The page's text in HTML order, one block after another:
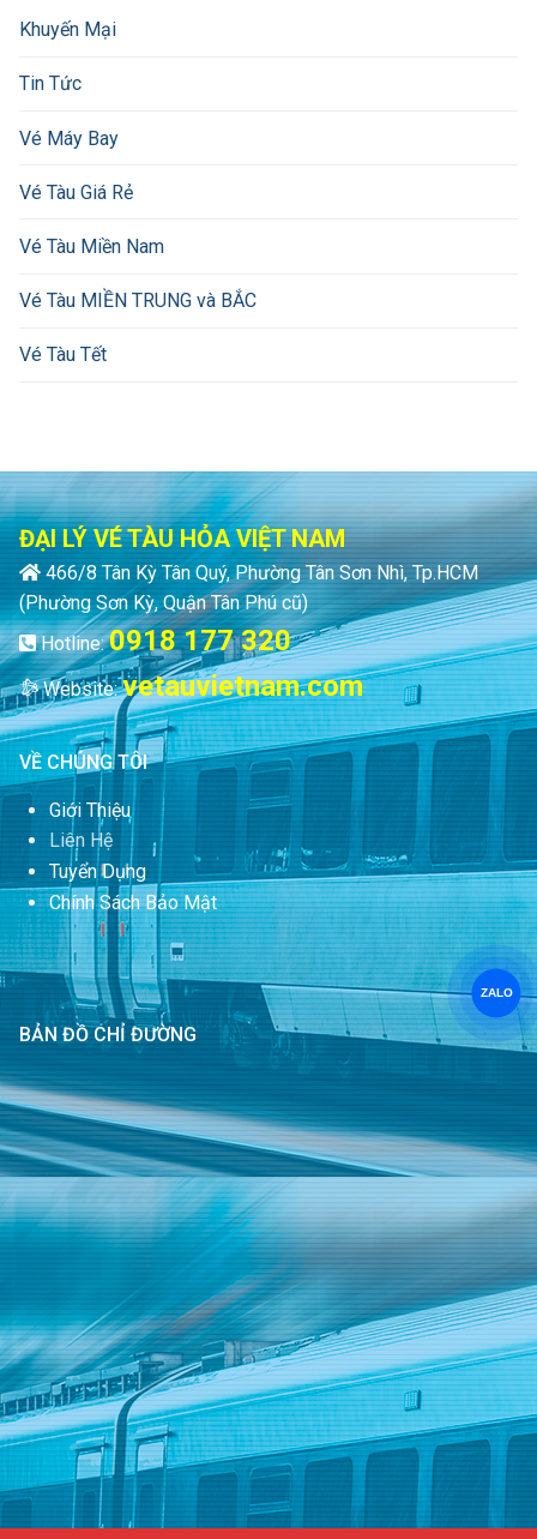
Khuyến Mại
Tin Tức
Vé Máy Bay
Vé Tàu Giá Rẻ
Vé Tàu Miền Nam
Vé Tàu MIỀN TRUNG và BẮC
Vé Tàu Tết
ĐẠI LÝ VÉ TÀU HỎA VIỆT NAM
466/8 Tân Kỳ Tân Quý, Phường Tân Sơn Nhì, Tp.HCM
(Phường Sơn Kỳ, Quận Tân Phú cũ)
Hotline:0918 177 320
Website:vetauvietnam.com
VỀ CHÚNG TÔI
Giới Thiệu
Liên Hệ
Tuyển Dụng
Chính Sách Bảo Mật
BẢN ĐỒ CHỈ ĐƯỜNG
ZALO